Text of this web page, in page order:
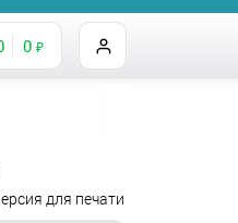
0 ₽
для печати